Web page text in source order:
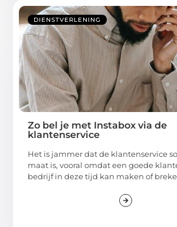
DIENSTVERLENING
Zo bel je met Instabox via de
klantenservice
Het is jammer dat de klantenservice
maat is, vooral omdat een goede
bedrijf in deze tijd kan maken of